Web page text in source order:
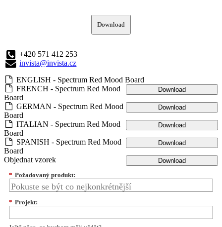
Download
+420 571 412 253
invista@invista.cz
ENGLISH - Spectrum Red Mood Board
Download
FRENCH - Spectrum Red Mood
Board
Download
GERMAN - Spectrum Red Mood
Board
Download
ITALIAN - Spectrum Red Mood
Board
Download
SPANISH - Spectrum Red Mood
Board
Download
Objednat vzorek
* Požadovaný produkt:
* Projekt: